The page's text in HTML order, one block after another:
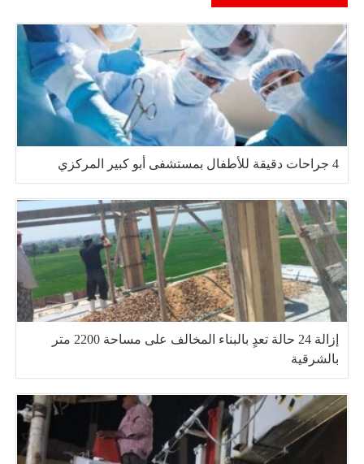
4 جراحات دقيقة للأطفال بمستشفى أبو كبير المركزي
إزالة 24 حالة تعدٍ بالبناء المخالف على مساحة 2200 متر
بالشرقية